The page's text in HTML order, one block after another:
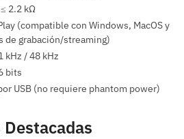
≤ 2.2 kΩ
(compatible con Windows, MacOS y
de grabación/streaming)
kHz / 48 kHz
bits
USB (no requiere phantom power)